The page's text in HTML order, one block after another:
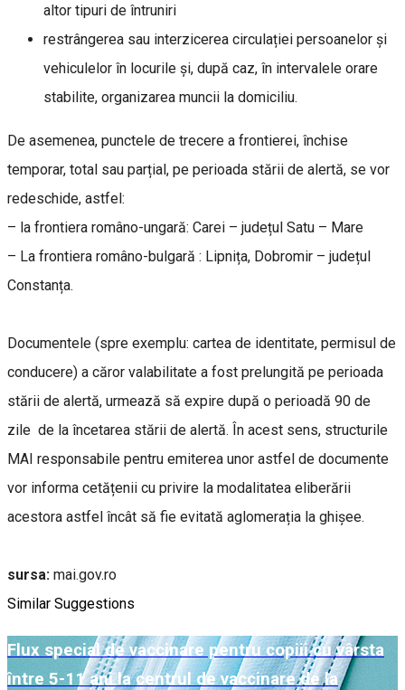
altor tipuri de întruniri
restrângerea sau interzicerea circulației persoanelor și
vehiculelor în locurile și, după caz, în intervalele orare
stabilite, organizarea muncii la domiciliu.
De asemenea, punctele de trecere a frontierei, închise
temporar, total sau parțial, pe perioada stării de alertă, se vor
redeschide, astfel:
– la frontiera româno-ungară: Carei – județul Satu – Mare
– La frontiera româno-bulgară : Lipnița, Dobromir – județul
Constanța.
Documentele (spre exemplu: cartea de identitate, permisul de
conducere) a căror valabilitate a fost prelungită pe perioada
stării de alertă, urmează să expire după o perioadă 90 de
zile de la încetarea stării de alertă. În acest sens, structurile
MAI responsabile pentru emiterea unor astfel de documente
vor informa cetățenii cu privire la modalitatea eliberării
acestora astfel încât să fie evitată aglomerația la ghișee.
sursa: mai.gov.ro
Similar Suggestions
Flux special de vaccinare pentru copiii cu vârsta
între 5-11 ani la centrul de vaccinare de la